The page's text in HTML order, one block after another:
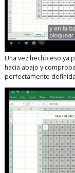
Una vez hecho eso ya
hacia abajo y
perfectamente